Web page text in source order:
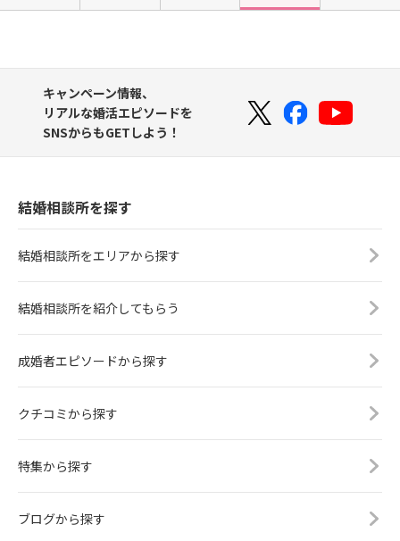
キャンペーン情報、
リアルな婚活エピソードを
SNSからもGETしよう！
結婚相談所を探す
結婚相談所をエリアから探す
結婚相談所を紹介してもらう
成婚者エピソードから探す
クチコミから探す
特集から探す
ブログから探す